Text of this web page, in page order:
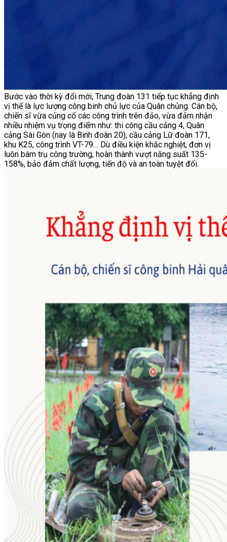
Bước vào thời kỳ đổi mới, Trung đoàn 131 tiếp tục khẳng định
vị thế là lực lượng công binh chủ lực của Quân chủng. Cán bộ,
chiến sĩ vừa củng cố các công trình trên đảo, vừa đảm nhận
nhiều nhiệm vụ trọng điểm như: thi công cầu cảng 4, Quân
cảng Sài Gòn (nay là Binh đoàn 20), cầu cảng Lữ đoàn 171,
khu K25, công trình VT-79… Dù điều kiện khắc nghiệt, đơn vị
luôn bám trụ công trường, hoàn thành vượt năng suất 135-
158%, bảo đảm chất lượng, tiến độ và an toàn tuyệt đối.